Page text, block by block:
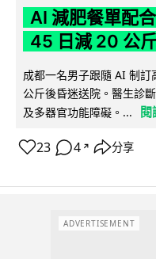
AI 減肥餐單配
45 日減 20 公
成都一名男子跟隨 AI 制
公斤後昏迷送院。醫生診
及多器官功能障礙。...
閱
23 4 ↗ 分享
ADVERTISEMENT